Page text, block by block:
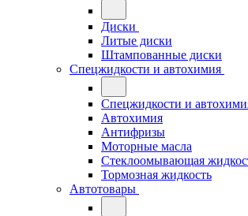
Диски
Литые диски
Штампованные диски
Спецжидкости и автохимия
Спецжидкости и
Автохимия
Антифризы
Моторные масла
Стеклоомывающая
Тормозная жидкость
Автотовары